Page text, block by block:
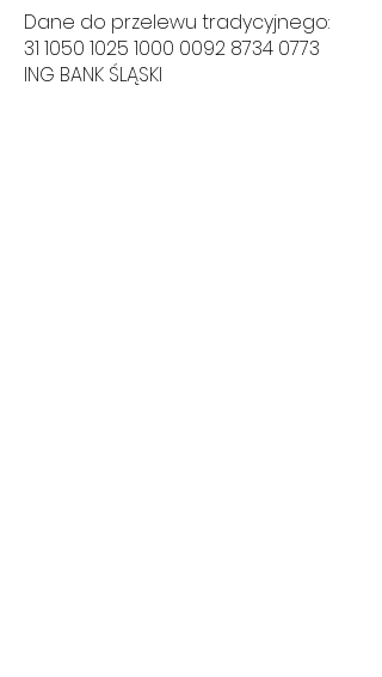
Dane do przelewu tradycyjnego:
31 1050 1025 1000 0092 8734 0773
ING BANK ŚLĄSKI